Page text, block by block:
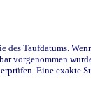
Taufdatums.
vorgenommen
Eine exakte